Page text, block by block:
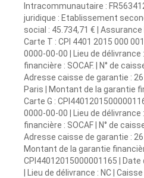
Intracommunautaire :
juridique : Etablissement
social : 45.734,71 € | Assurance
Carte T : CPI 4401 2015 000
0000-00-00 | Lieu de délivrance
financière : SOCAF. | N° de
Adresse caisse de garantie :
Paris | Montant de la garantie
Carte G :
0000-00-00 | Lieu de délivrance
financière : SOCAF | N° de
Adresse caisse de garantie : 26
Montant de la garantie
CPI44012015000001165 |
| Lieu de délivrance : NC |